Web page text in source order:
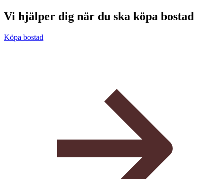
Vi hjälper dig när du ska köpa bostad
Köpa bostad